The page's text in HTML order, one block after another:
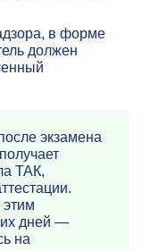
в форме
должен
экзамена
ТАК,
этим
дней —
на